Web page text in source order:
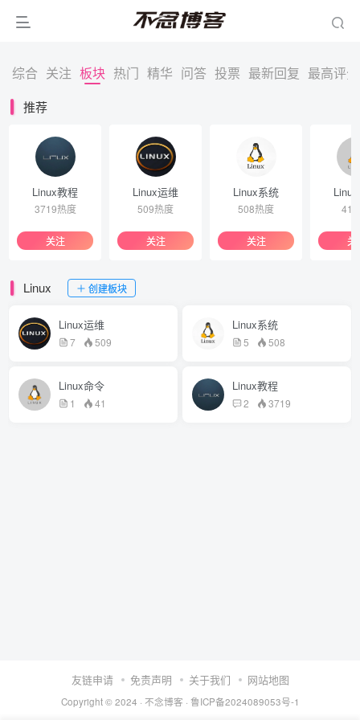
综合 关注 板块 热门 精华 问答 投票 最新回复 最高评分
推荐
Linux教程
3719热度
关注
Linux运维
509热度
关注
Linux系统
508热度
关注
41
关
Linux 创建板块
Linux运维
7 509
Linux系统
5 508
Linux命令
1 41
Linux教程
2 3719
友链申请 免责声明 关于我们 网站地图
Copyright © 2024 · 不念博客 · 鲁ICP备2024089053号-1